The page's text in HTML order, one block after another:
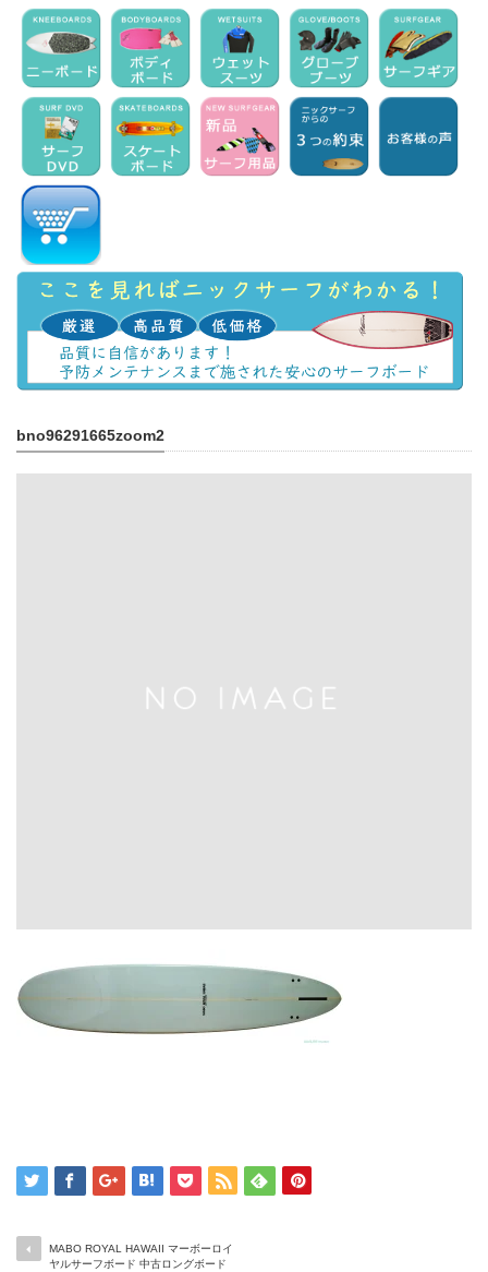
bno96291665zoom2
MABO ROYAL HAWAII マーボーロイ
ヤルサーフボード 中古ロングボード